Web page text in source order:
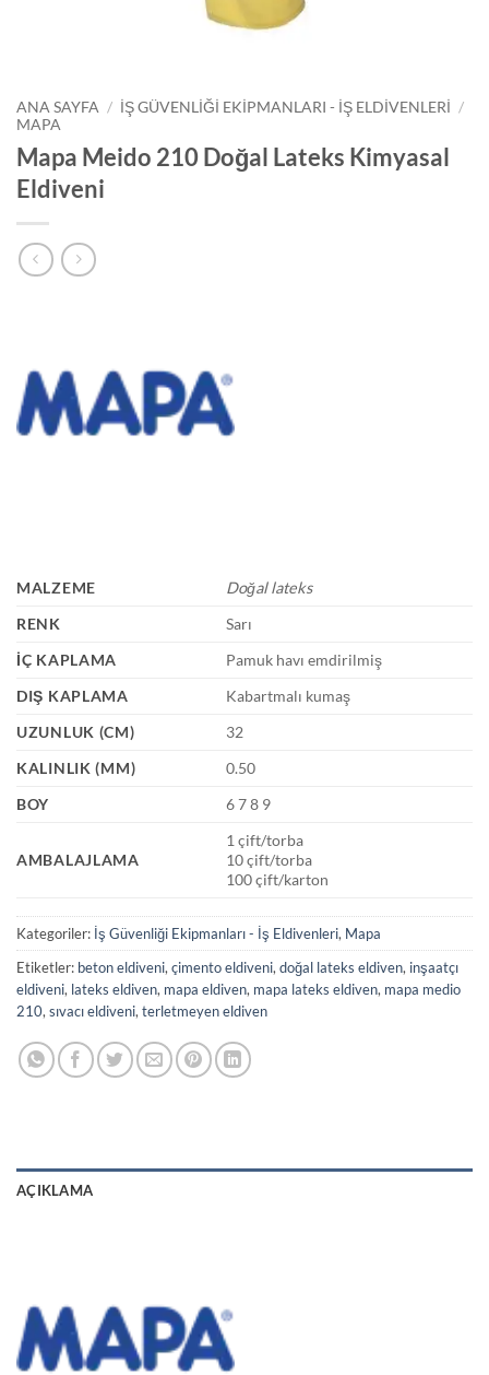
ANA SAYFA / İŞ GÜVENLIĞI EKIPMANLARI - İŞ ELDIVENLERI /
MAPA
Mapa Meido 210 Doğal Lateks Kimyasal
Eldiveni
MALZEME
Doğal lateks
RENK
Sarı
İÇ KAPLAMA
Pamuk havı emdirilmiş
DIŞ KAPLAMA
Kabartmalı kumaş
UZUNLUK (CM)
32
KALINLIK (MM)
0.50
BOY
6 7 8 9
AMBALAJLAMA
1 çift/torba
10 çift/torba
100 çift/karton
Kategoriler: İş Güvenliği Ekipmanları - İş Eldivenleri, Mapa
Etiketler: beton eldiveni,çimento eldiveni,doğal lateks eldiven, inşaatçı
eldiveni, lateks eldiven, mapa eldiven, mapa lateks eldiven, mapa medio
210,sıvacı eldiveni,terletmeyen eldiven
AÇIKLAMA